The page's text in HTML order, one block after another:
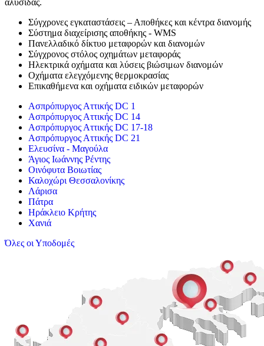
αλυσίδας.
Σύγχρονες εγκαταστάσεις – Αποθήκες και κέντρα διανομής
Σύστημα διαχείρισης αποθήκης - WMS
Πανελλαδικό δίκτυο μεταφορών και διανομών
Σύγχρονος στόλος οχημάτων μεταφοράς
Ηλεκτρικά οχήματα και λύσεις βιώσιμων διανομών
Οχήματα ελεγχόμενης θερμοκρασίας
Επικαθήμενα και οχήματα ειδικών μεταφορών
Aσπρόπυργος Αττικής DC 1
Aσπρόπυργος Αττικής DC 14
Aσπρόπυργος Αττικής DC 17-18
Aσπρόπυργος Αττικής DC 21
Ελευσίνα - Μαγούλα
Άγιος Ιωάννης Ρέντης
Οινόφυτα Βοιωτίας
Καλοχώρι Θεσσαλονίκης
Λάρισα
Πάτρα
Ηράκλειο Κρήτης
Χανιά
Όλες οι Υποδομές